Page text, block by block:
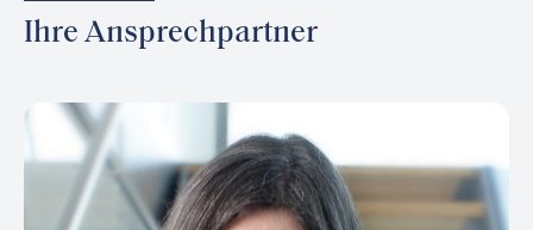
Ihre Ansprechpartner